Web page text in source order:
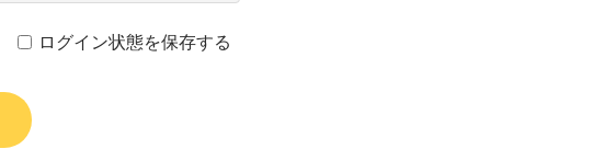
ログイン状態を保存する